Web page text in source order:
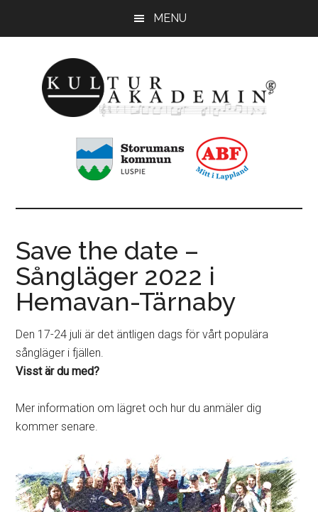
MENU
KulturAkademin
Save the date –
Sångläger 2022 i
Hemavan-Tärnaby
Den 17-24 juli är det äntligen dags för vårt populära
sångläger i fjällen.
Visst är du med?
Mer information om lägret och hur du anmäler dig
kommer senare.